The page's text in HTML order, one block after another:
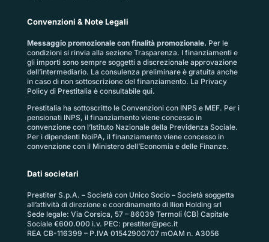
Convenzioni & Note Legali
Messaggio promozionale con finalità promozionale. Per le
condizioni si rinvia alla sezione Trasparenza. I finanziamenti e
gli importi sono sempre soggetti a discrezionale approvazione
dell’intermediario. La consulenza preliminare è gratuita anche
in caso di non sottoscrizione del finanziamento. La Privacy
Policy di Prestitalia è consultabile qui.
Prestitalia ha sottoscritto le Convenzioni con INPS e MEF. Per i
pensionati INPS, il finanziamento viene concesso in
convenzione con l’Istituto Nazionale della Previdenza Sociale.
Per i dipendenti NoiPA, il finanziamento viene concesso in
convenzione con il Ministero dell’Economia e delle Finanze.
Dati societari
Prestiter S.p.A. – Società con Unico Socio – Società soggetta
all’attività di direzione e coordinamento di Ilion Holding srl
Sede legale: Via Corsica, 57 – 86039 Termoli (CB) Capitale
Sociale €600.000 i.v. PEC: prestiter@pec.it
REA CB-116399 – P.IVA 01542900707 mOAM n. A3056